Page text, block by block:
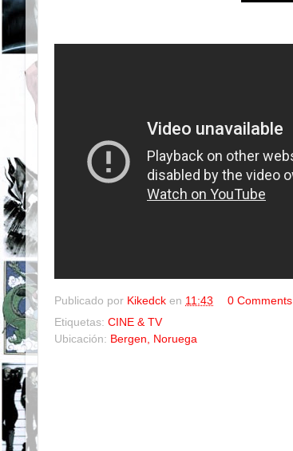
Publicado por Kikedck en 11:43
0 Comments
Etiquetas: CINE & TV
Ubicación: Bergen, Noruega